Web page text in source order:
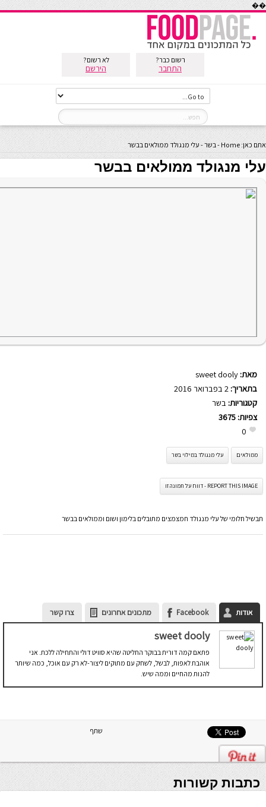
��
רשום כבר?
התחבר
לא רשום?
הירשם
אתם כאן: Home
-בשר- עלי מנגולד ממולאים בבשר
עלי מנגולד ממולאים בבשר
מאת: sweet dooly
בתאריך:
קטגוריות: בשר
צפיות: 3675
0
ממולאים עלי מנגולד במילוי בשר
REPORT THIS IMAGE - דווח על תמונה זו
תבשיל חלומי של עלי מנגולד חמצמצים מתובלים בלימון ושום וממולאים בבשר
אודות Facebook מתכונים אחרונים צרו קשר
sweet dooly
פתאם קמה דורית בבוקר החליטה שהיא סוויט דולי והתחילה ללכת. אני
אוהבת לאפות, לבשל, לשחק עם מתוקים ליצור-לא רק עם אוכל, כמה שיותר
להנות מהחיים וממה שיש.
שתף
כתבות קשורות